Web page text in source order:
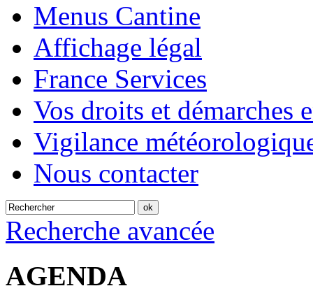
Menus Cantine
Affichage légal
France Services
Vos droits et démarches
Vigilance
Nous contacter
Recherche avancée
AGENDA